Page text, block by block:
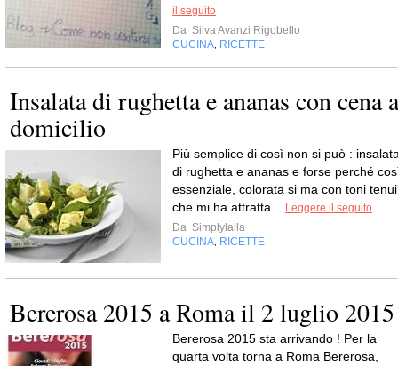
il seguito
Da Silva Avanzi Rigobello
CUCINA RICETTE
Insalata di rughetta e ananas con cena a
domicilio
Più semplice di così non si può :
di rughetta e ananas e forse perché
essenziale, colorata si ma con toni tenui
che mi ha attratta...
Leggere il seguito
Da Simplylalla
CUCINA RICETTE
Bererosa 2015 a Roma il 2 luglio 2015
Bererosa 2015 sta arrivando ! Per la
quarta volta torna a Roma Bererosa,